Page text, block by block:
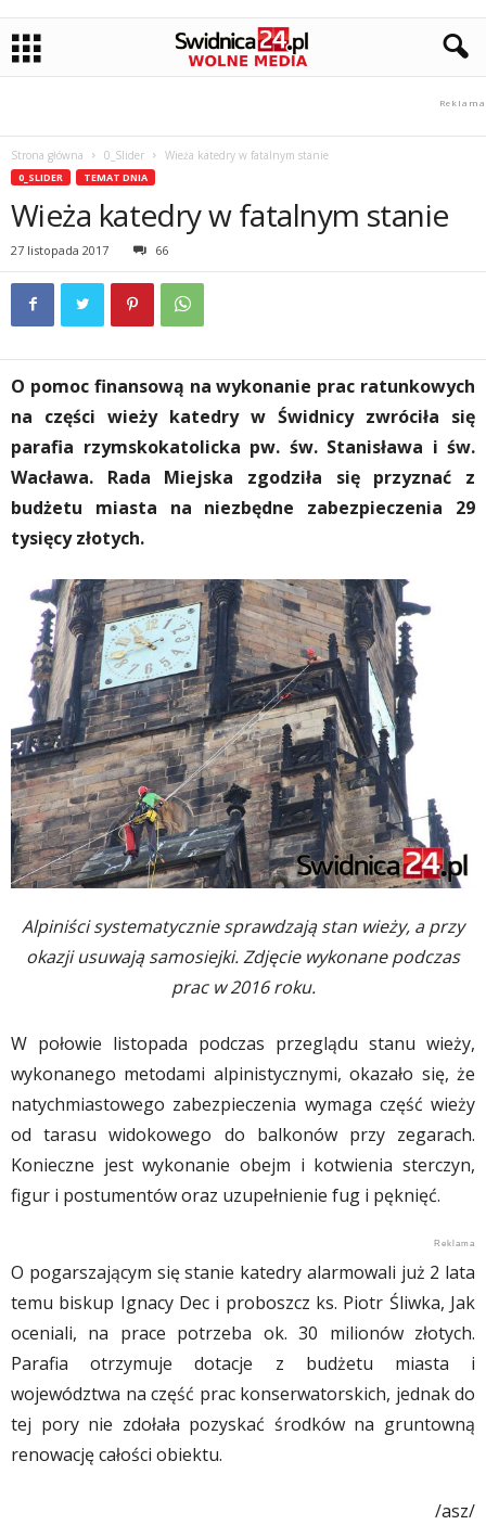
Strona główna 0_Slider Wieża katedry w fatalnym stanie
0_SLIDER TEMAT DNIA
Wieża katedry w fatalnym stanie
27 listopada 2017 66
O pomoc finansową na wykonanie prac ratunkowych
na części wieży katedry w Świdnicy zwróciła się
parafia rzymskokatolicka pw. św. Stanisława i św.
Wacława. Rada Miejska zgodziła się przyznać z
budżetu miasta na niezbędne zabezpieczenia 29
tysięcy złotych.
Alpiniści systematycznie sprawdzają stan wieży, a przy
okazji usuwają samosiejki. Zdjęcie wykonane podczas
prac w 2016 roku.
W połowie listopada podczas przeglądu stanu wieży,
wykonanego metodami alpinistycznymi, okazało się, że
natychmiastowego zabezpieczenia wymaga część wieży
od tarasu widokowego do balkonów przy zegarach.
Konieczne jest wykonanie obejm i kotwienia sterczyn,
figur i postumentów oraz uzupełnienie fug i pęknięć.
O pogarszającym się stanie katedry alarmowali już 2 lata
temu biskup Ignacy Dec i proboszcz ks. Piotr Śliwka, Jak
oceniali, na prace potrzeba ok. 30 milionów złotych.
Parafia otrzymuje dotacje z budżetu miasta i
województwa na część prac konserwatorskich, jednak do
tej pory nie zdołała pozyskać środków na gruntowną
renowację całości obiektu.
/asz/